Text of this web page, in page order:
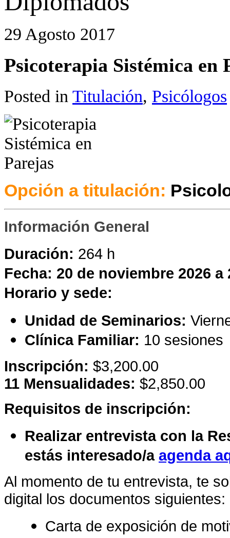
29 Agosto 2017
Psicoterapia Sistémica en
Posted in Titulación, Psicólogos
Opción a titulación:
Información General
Duración: 264 h
Fecha: 20 de noviembre 2026 a
Horario y sede:
Unidad de Seminarios:
Clínica Familiar: 10 sesiones
Inscripción: $3,200.00
11 Mensualidades: $2,850.00
Requisitos de inscripción:
Realizar entrevista con la
estás interesado/a agenda
Al momento de tu entrevista, te
digital los documentos siguientes:
Carta de exposición de